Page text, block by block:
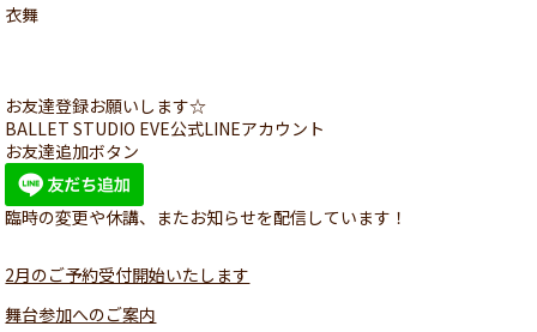
衣舞
お友達登録お願いします☆
BALLET STUDIO EVE公式LINEアカウント
お友達追加ボタン
臨時の変更や休講、またお知らせを配信しています！
2月のご予約受付開始いたします
舞台参加へのご案内